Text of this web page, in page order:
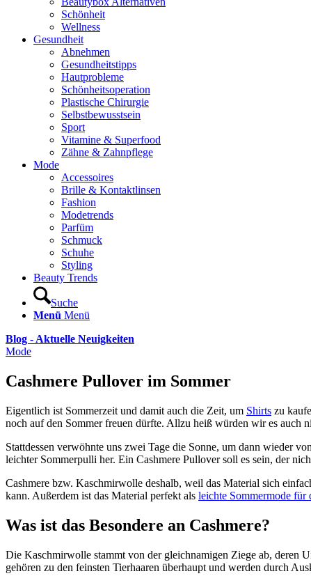
Schönheit
Wellness
Gesundheit
Abnehmen
Gesundheitstipps
Hautprobleme
Schönheitsoperation
Plastische Chirurgie
Selbstbewusstsein
Sport
Vitamine & Superfood
Zähne & Zahnpflege
Mode
Accessoires
Brille & Kontaktlinsen
Fashion
Modetrends
Parfüm
Schmuck
Schuhe
Styling
Beauty Trends
Suche
Menü Menü
Blog - Aktuelle Neuigkeiten
Mode
Cashmere Pullover im Sommer
Eigentlich ist Sommerzeit und damit auch die Zeit, um Shirts zu
noch auf den Sommer freuen dürfte. Allzu heiß würden wir es auch
Stattdessen verwöhnte uns zwei Tage die Sonne, um dann wieder
leichter Sommerpulli her. Ein Cashmere Pullover soll es sein, der
Cashmere bzw. Kaschmirwolle deshalb, weil das Material sich
kann. Außerdem ist das Material perfekt als leichte Sommermode für
Was ist das Besondere an Cashmere?
Die Kaschmirwolle stammt von der gleichnamigen Ziege ab, deren
gehören zu den feinsten Tierhaaren überhaupt und werden durch